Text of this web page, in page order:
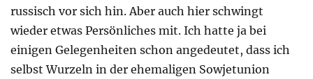
russisch vor sich hin. Aber auch hier schwingt
wieder etwas Persönliches mit. Ich hatte ja bei
einigen Gelegenheiten schon angedeutet, dass ich
selbst Wurzeln in der ehemaligen Sowjetunion